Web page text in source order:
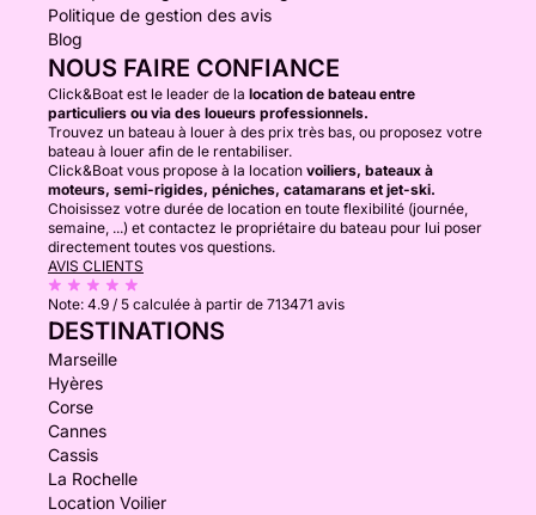
Politique de gestion des avis
Blog
NOUS FAIRE CONFIANCE
Click&Boat est le leader de la location de bateau entre
particuliers ou via des loueurs professionnels.
Trouvez un bateau à louer à des prix très bas, ou proposez votre
bateau à louer afin de le rentabiliser.
Click&Boat vous propose à la location voiliers, bateaux à
moteurs, semi-rigides, péniches, catamarans et jet-ski.
Choisissez votre durée de location en toute flexibilité (journée,
semaine, ...) et contactez le propriétaire du bateau pour lui poser
directement toutes vos questions.
AVIS CLIENTS
Note: 4.9 / 5 calculée à partir de 713471 avis
DESTINATIONS
Marseille
Hyères
Corse
Cannes
Cassis
La Rochelle
Location Voilier